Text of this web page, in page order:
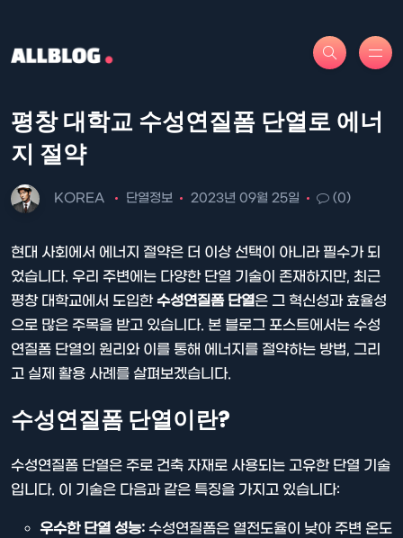
평창 대학교 수성연질폼 단열로 에너
지 절약
KOREA 단열정보 2023년 09월 25일 (0)
현대 사회에서 에너지 절약은 더 이상 선택이 아니라 필수가 되
었습니다. 우리 주변에는 다양한 단열 기술이 존재하지만, 최근
평창 대학교에서 도입한수성연질폼 단열은 그 혁신성과 효율성
으로 많은 주목을 받고 있습니다. 본 블로그 포스트에서는 수성
연질폼 단열의 원리와 이를 통해 에너지를 절약하는 방법, 그리
고 실제 활용 사례를 살펴보겠습니다.
수성연질폼 단열이란?
수성연질폼 단열은 주로 건축 자재로 사용되는 고유한 단열 기술
입니다. 이 기술은 다음과 같은 특징을 가지고 있습니다:
우수한 단열 성능: 수성연질폼은 열전도율이 낮아 주변 온도